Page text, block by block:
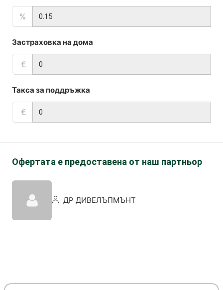
%
Застраховка на дома
€
Такса за поддръжка
€
Офертата е предоставена от наш партньор
ДР ДИВЕЛЪПМЪНТ